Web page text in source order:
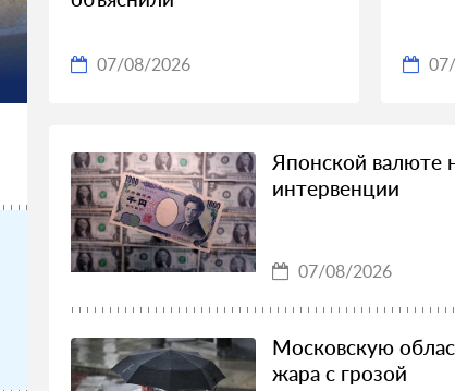
07/08/2026
Японской валюте
интервенции
07/08/2026
Московскую
жара с грозой